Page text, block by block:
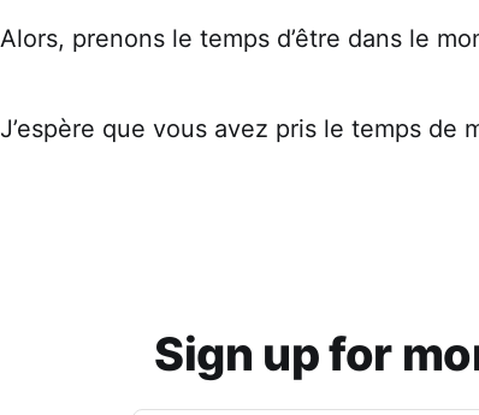
Alors, prenons le temps d’être dans le
J’espère que vous avez pris le temps de
Sign up for